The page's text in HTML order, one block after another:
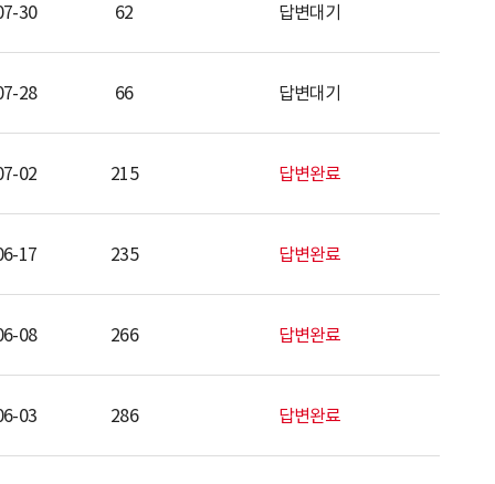
30 62 답변대기
28 66 답변대기
02 215 답변완료
17 235 답변완료
08 266 답변완료
03 286 답변완료